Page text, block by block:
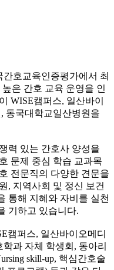
호교육인증평가에서 최
높은 간호 교육 운영을 인
WISE캠퍼스, 일산바이
동국대학교일산병원을
력 있는 간호사 양성을
문제 중심 학습 교과목
전문직의 다양한 견문을
, 지역사회 및 정신 보건
통해 지혜와 자비를 실천
기하고 있습니다.
캠퍼스, 일산바이오메디
과 자체 학생회, 동아리
skill-up, 핵심간호술